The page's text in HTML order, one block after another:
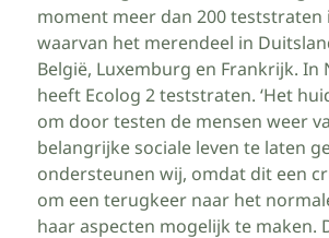
moment meer dan 200 teststraten
waarvan het merendeel in
België, Luxemburg en Frankrijk. In
heeft Ecolog 2 teststraten. ‘Het
om door testen de mensen weer
belangrijke sociale leven te laten
ondersteunen wij, omdat dit een
om een terugkeer naar het
haar aspecten mogelijk te maken.